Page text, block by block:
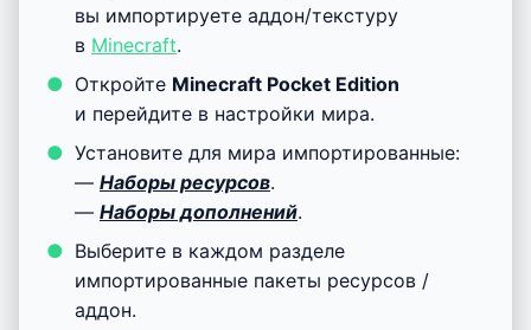
вы импортируете аддон/текстуру
в Minecraft.
Откройте Minecraft Pocket Edition
и перейдите в настройки мира.
Установите для мира импортированные:
— Наборы ресурсов.
— Наборы дополнений.
Выберите в каждом разделе
импортированные пакеты ресурсов /
аддон.